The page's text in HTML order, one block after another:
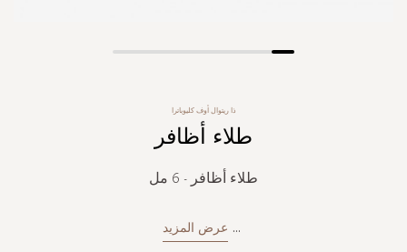
ذا ريتوال أوف كليوباترا
طلاء أظافر
طلاء أظافر - 6 مل
... عرض المزيد